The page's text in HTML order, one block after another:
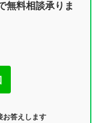
無料相談承りま
答えします